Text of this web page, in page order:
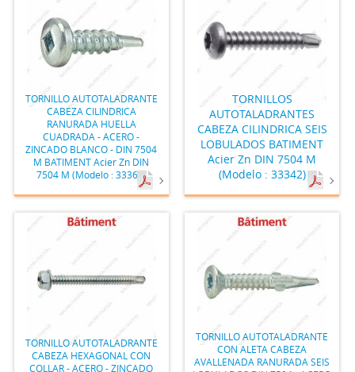
TORNILLO AUTOTALADRANTE
CABEZA CILINDRICA
RANURADA HUELLA
CUADRADA - ACERO -
ZINCADO BLANCO - DIN 7504
M BATIMENT Acier Zn DIN
7504 M (Modelo : 33361)
TORNILLOS
AUTOTALADRANTES
CABEZA CILINDRICA SEIS
LOBULADOS BATIMENT
Acier Zn DIN 7504 M
(Modelo : 33342)
TORNILLO AUTOTALADRANTE
CABEZA HEXAGONAL CON
COLLAR - ACERO - ZINCADO
TORNILLO AUTOTALADRANTE
CON ALETA CABEZA
AVALLENADA RANURADA SEIS